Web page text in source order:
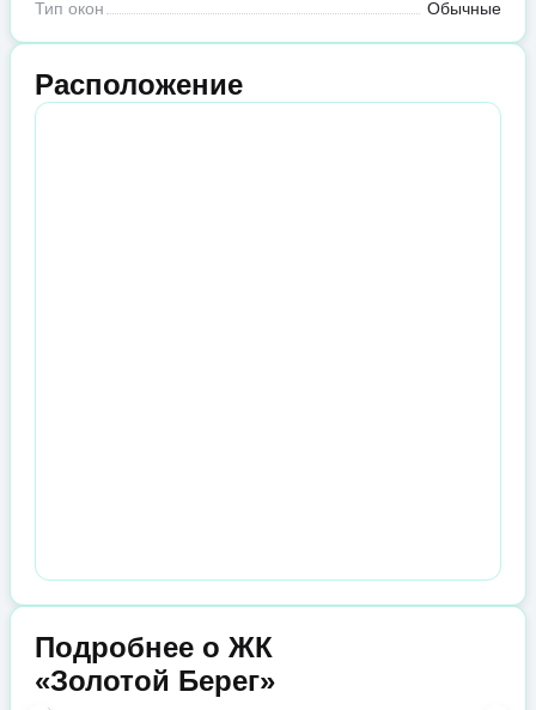
Тип окон Обычные
Расположение
Подробнее о ЖК
«Золотой Берег»